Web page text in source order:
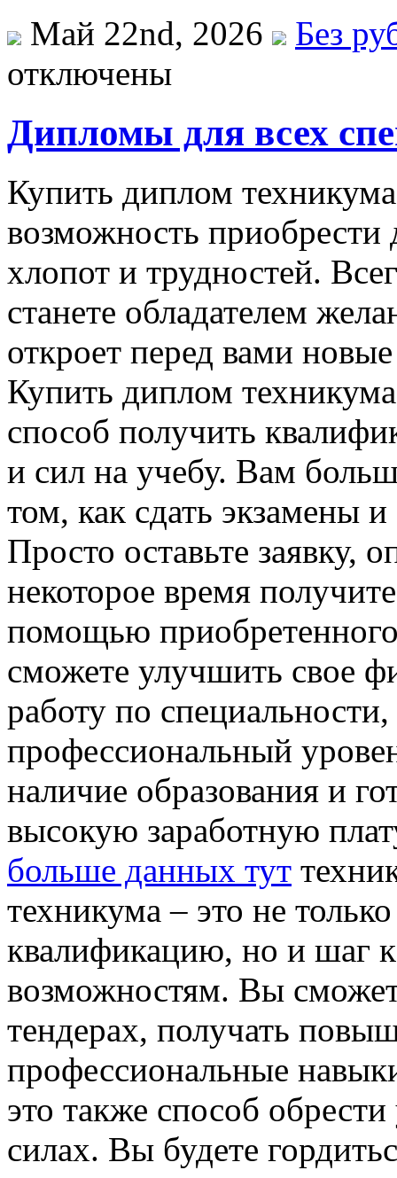
Май 22nd, 2026
Без
отключены
Дипломы для всех
Купить диплом
возможность
хлопот и трудностей.
станете обладателем
откроет перед вами
Купить диплом
способ получить
и сил на учебу. Вам
том, как сдать экзамены
Просто оставьте заявку,
некоторое время
помощью
сможете улучшить свое
работу по
профессиональный
наличие образования и
высокую заработную
больше данных тут
техникума – это не
квалификацию, но и шаг
возможностям. Вы
тендерах, получать
профессиональные
это также способ
силах. Вы будете